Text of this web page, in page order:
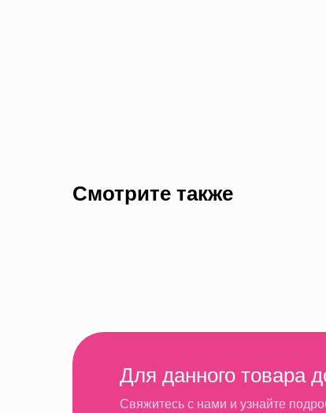
Смотрите также
Для данного товара
Свяжитесь с нами и узнайте